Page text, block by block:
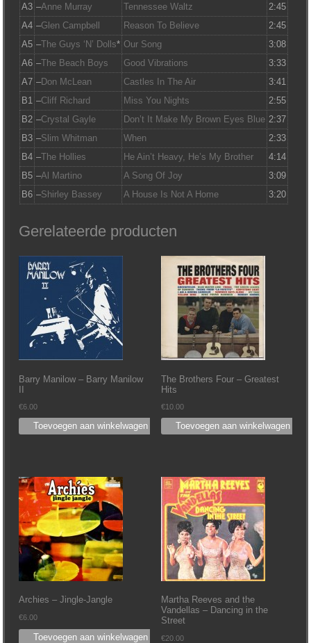
A3 –Anne Murray Tennessee Waltz
2:45
A4 –Glen Campbell Reason To Believe
2:45
A5 –The Guys ‘N’ Dolls* Our Song
3:08
A6 –The Beach Boys Good Vibrations
3:33
A7 –Don McLean Castles In The Air
3:41
B1
–Cliff Richard Miss You Nights
2:55
B2 –Crystal Gayle Don’t It Make My Brown Eyes Blue 2:37
B3 –Slim Whitman When
2:33
B4 –The Hollies He Ain’t Heavy, He’s My Brother
4:14
B5 –Al Martino A Song Of Joy
3:09
B6 –Shirley Bassey A House Is Not A Home 3:20
Gerelateerde producten
Barry Manilow – Barry Manilow
II
€6.00
Toevoegen aan winkelwagen
The Brothers Four – Greatest
Hits
€10.00
Toevoegen aan winkelwagen
Archies – Jingle-Jangle
€6.00
Toevoegen aan winkelwagen
Martha Reeves and the
Vandellas – Dancing in the
Street
€20.00